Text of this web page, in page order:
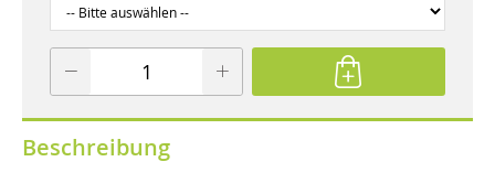
Beschreibung